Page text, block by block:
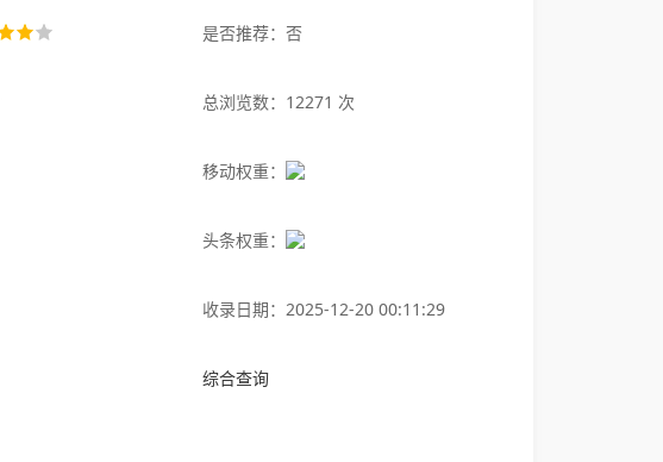
是否推荐：否
总浏览数：12271 次
移动权重：
头条权重：
收录日期：2025-12-20 00:11:29
综合查询